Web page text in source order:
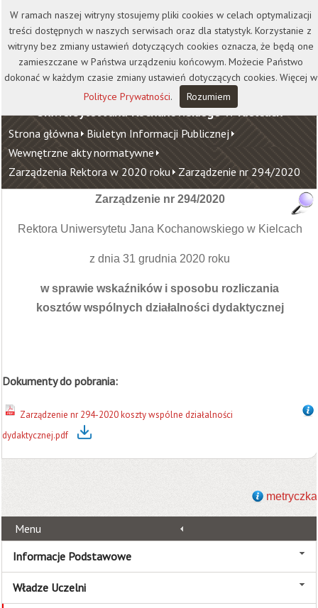
Kontakt Biblioteka
Wydawnictwo
Wirtualna Uczelnia
Uniwersytet Jana Kochanowskiego w Kielcach
Strona główna Biuletyn Informacji Publicznej
Wewnętrzne akty normatywne
Zarządzenia Rektora w 2020 roku Zarządzenie nr 294/2020
Zarządzenie nr 294/2020
Rektora Uniwersytetu Jana Kochanowskiego w Kielcach
z dnia 31 grudnia 2020 roku
w sprawie wskaźników i sposobu rozliczania
kosztów wspólnych działalności dydaktycznej
Dokumenty do pobrania:
Zarządzenie nr 294-2020 koszty wspólne działalności
dydaktycznej.pdf
metryczka
Menu
Informacje Podstawowe
Władze Uczelni
W ramach naszej witryny stosujemy pliki cookies w celach optymalizacji
treści dostępnych w naszych serwisach oraz dla statystyk. Korzystanie z
witryny bez zmiany ustawień dotyczących cookies oznacza, że będą one
zamieszczane w Państwa urządzeniu końcowym. Możecie Państwo
dokonać w każdym czasie zmiany ustawień dotyczących cookies. Więcej w
Polityce Prywatności. Rozumiem